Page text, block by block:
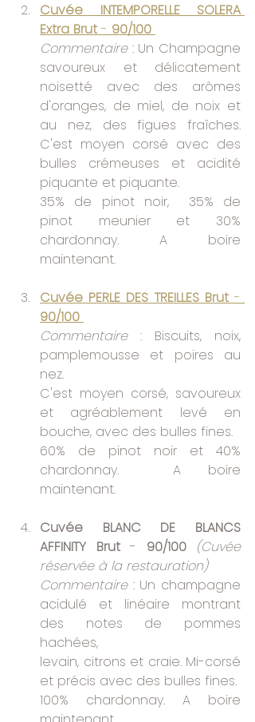
Cuvée INTEMPORELLE SOLERA
Extra Brut - 90/100
Commentaire : Un Champagne
savoureux et délicatement
noisetté avec des arômes
d'oranges, de miel, de noix et
au nez, des figues fraîches.
C'est moyen corsé avec des
bulles crémeuses et acidité
piquante et piquante.
35% de pinot noir,  35% de
pinot meunier et 30%
chardonnay. A boire
maintenant.
Cuvée PERLE DES TREILLES Brut
90/100
Commentaire : Biscuits, noix,
pamplemousse et poires au
nez.
C'est moyen corsé, savoureux
et agréablement levé en
bouche, avec des bulles fines.
60% de pinot noir et 40%
chardonnay.  A boire
maintenant.
Cuvée BLANC DE BLANCS
AFFINITY Brut - 90/100
(Cuvée
réservée à la restauration)
Commentaire : Un champagne
acidulé et linéaire montrant
des notes de pommes
hachées,
levain, citrons et craie. Mi-corsé
et précis avec des bulles fines.
100% chardonnay. A boire